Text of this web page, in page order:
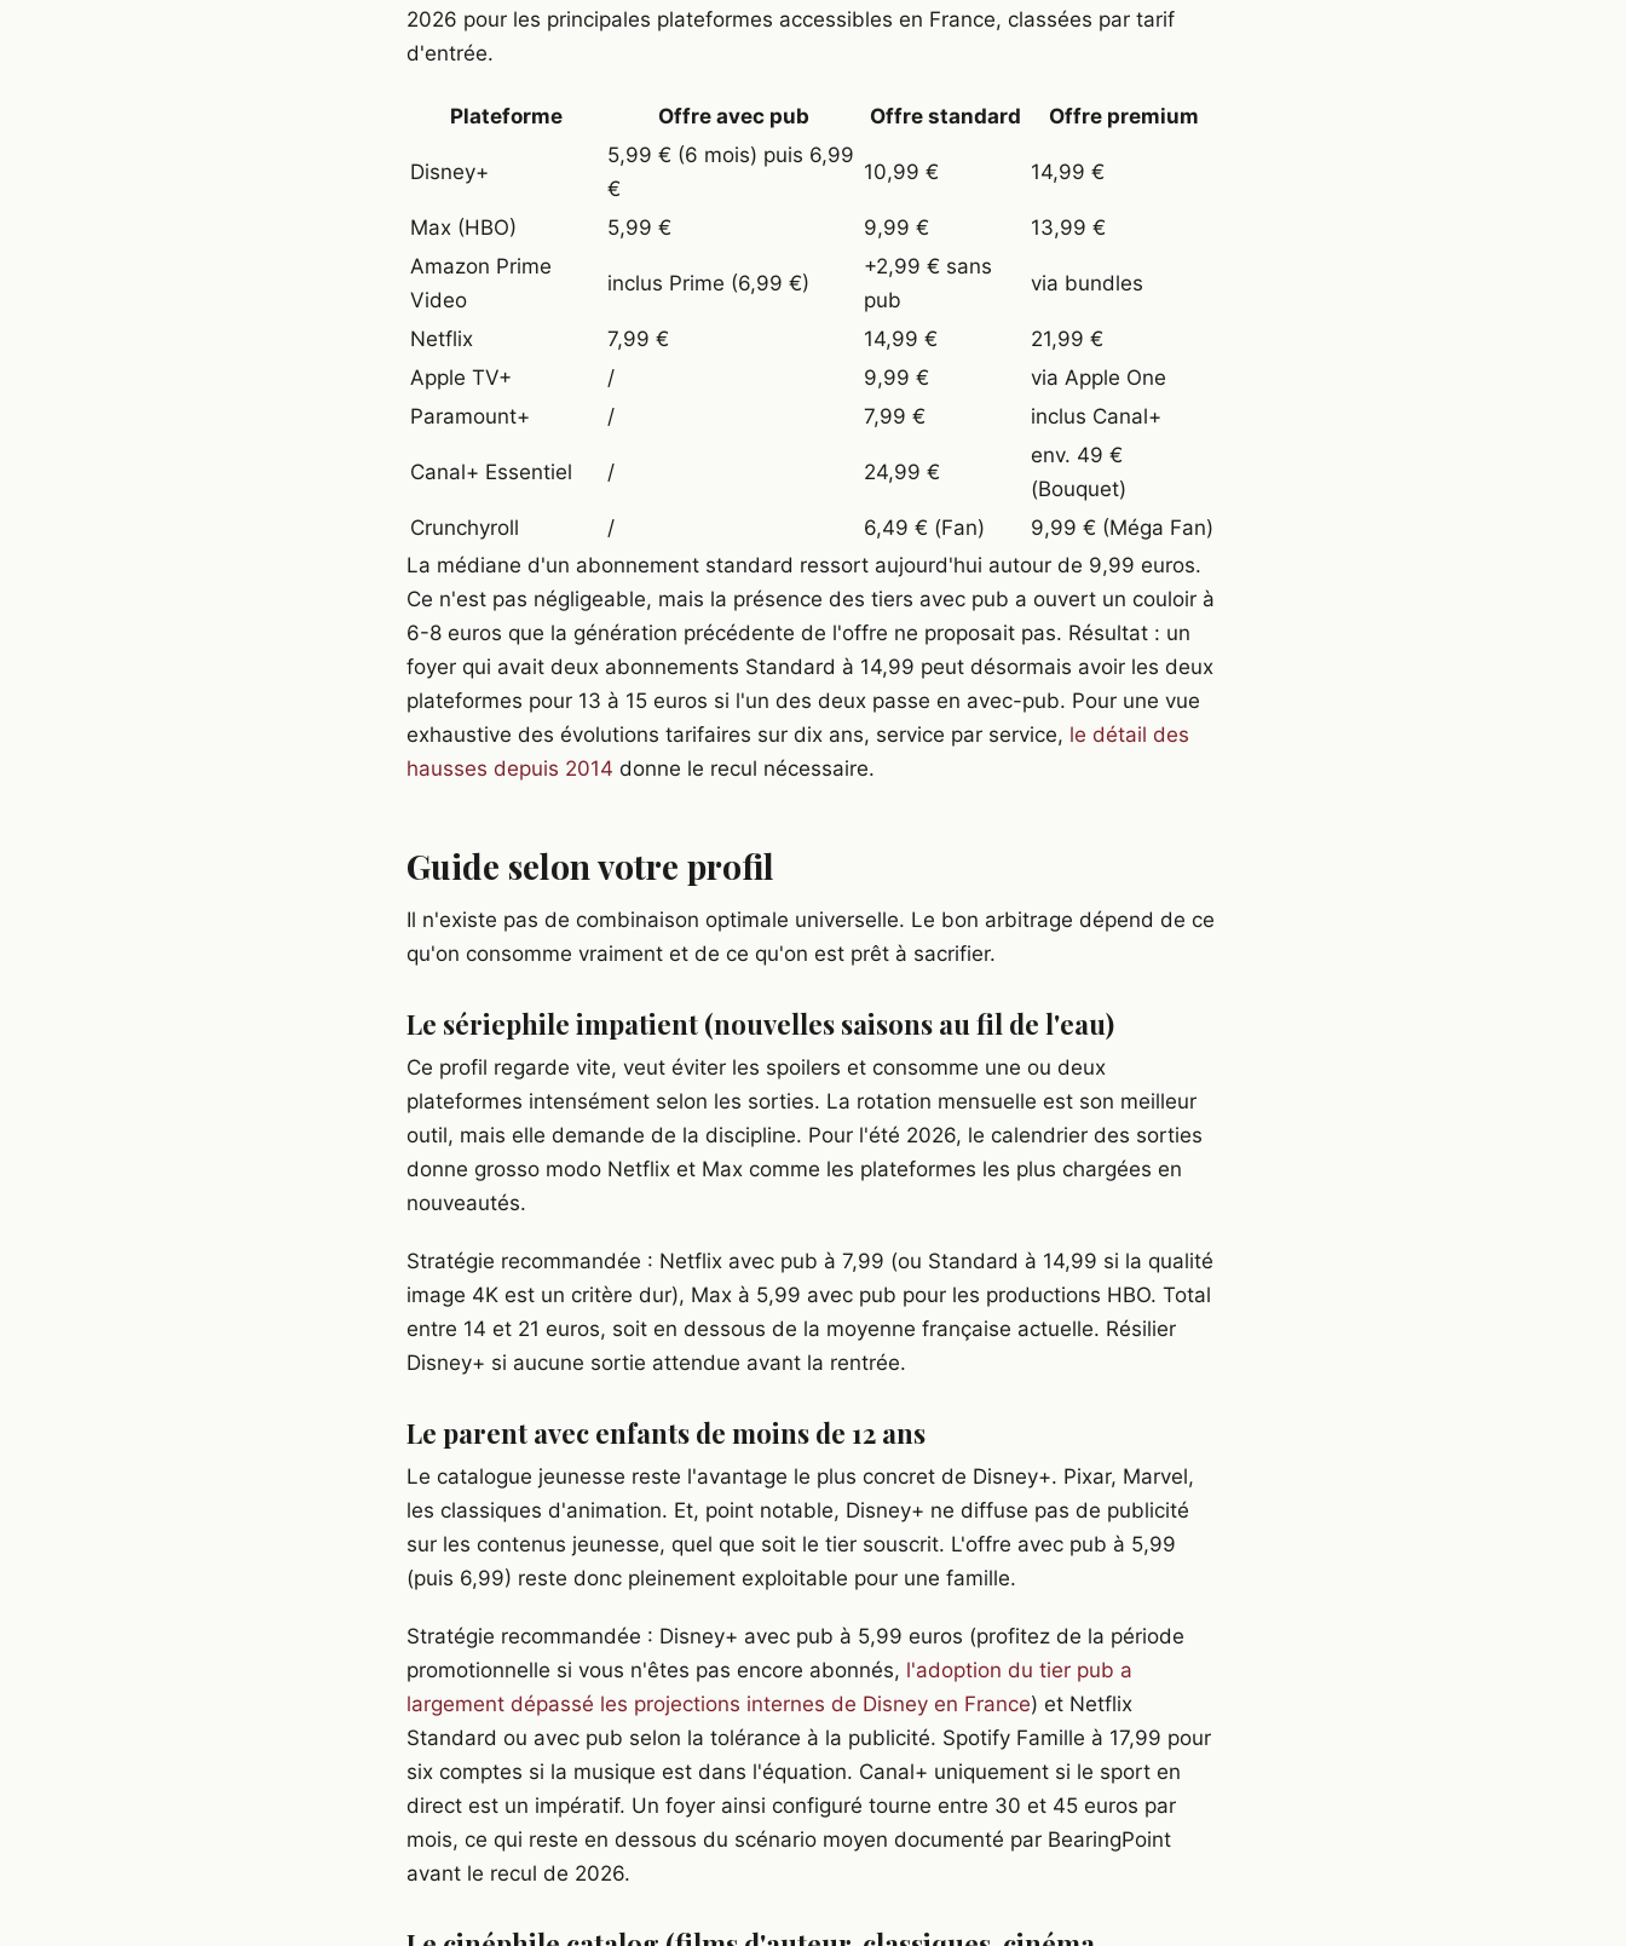
2026 pour les principales plateformes accessibles en France, classées par tarif
d'entrée.
Plateforme Offre avec pub Offre standard Offre premium
Disney+
5,99 € (6 mois) puis 6,99
€
10,99 € 14,99 €
Max (HBO) 5,99 € 9,99 €
13,99 €
Amazon Prime
Video
inclus Prime (6,99 €)
+2,99 € sans
pub
via bundles
Netflix 7,99 € 14,99 €
21,99 €
Apple TV+
/ 9,99 €
via Apple One
Paramount+
/ 7,99 € inclus Canal+
Canal+ Essentiel / 24,99 €
env. 49 €
(Bouquet)
Crunchyroll
/ 6,49 € (Fan)
9,99 € (Méga Fan)
La médiane d'un abonnement standard ressort aujourd'hui autour de 9,99 euros.
Ce n'est pas négligeable, mais la présence des tiers avec pub a ouvert un couloir à
6-8 euros que la génération précédente de l'offre ne proposait pas. Résultat : un
foyer qui avait deux abonnements Standard à 14,99 peut désormais avoir les deux
plateformes pour 13 à 15 euros si l'un des deux passe en avec-pub. Pour une vue
exhaustive des évolutions tarifaires sur dix ans, service par service, le détail des
hausses depuis 2014 donne le recul nécessaire.
Guide selon votre profil
Il n'existe pas de combinaison optimale universelle. Le bon arbitrage dépend de ce
qu'on consomme vraiment et de ce qu'on est prêt à sacrifier.
Le sériephile impatient (nouvelles saisons au fil de l'eau)
Ce profil regarde vite, veut éviter les spoilers et consomme une ou deux
plateformes intensément selon les sorties. La rotation mensuelle est son meilleur
outil, mais elle demande de la discipline. Pour l'été 2026, le calendrier des sorties
donne grosso modo Netflix et Max comme les plateformes les plus chargées en
nouveautés.
Stratégie recommandée : Netflix avec pub à 7,99 (ou Standard à 14,99 si la qualité
image 4K est un critère dur), Max à 5,99 avec pub pour les productions HBO. Total
entre 14 et 21 euros, soit en dessous de la moyenne française actuelle. Résilier
Disney+ si aucune sortie attendue avant la rentrée.
Le parent avec enfants de moins de 12 ans
Le catalogue jeunesse reste l'avantage le plus concret de Disney+. Pixar, Marvel,
les classiques d'animation. Et, point notable, Disney+ ne diffuse pas de publicité
sur les contenus jeunesse, quel que soit le tier souscrit. L'offre avec pub à 5,99
(puis 6,99) reste donc pleinement exploitable pour une famille.
Stratégie recommandée : Disney+ avec pub à 5,99 euros (profitez de la période
promotionnelle si vous n'êtes pas encore abonnés, l'adoption du tier pub a
largement dépassé les projections internes de Disney en France) et Netflix
Standard ou avec pub selon la tolérance à la publicité. Spotify Famille à 17,99 pour
six comptes si la musique est dans l'équation. Canal+ uniquement si le sport en
direct est un impératif. Un foyer ainsi configuré tourne entre 30 et 45 euros par
mois, ce qui reste en dessous du scénario moyen documenté par BearingPoint
avant le recul de 2026.